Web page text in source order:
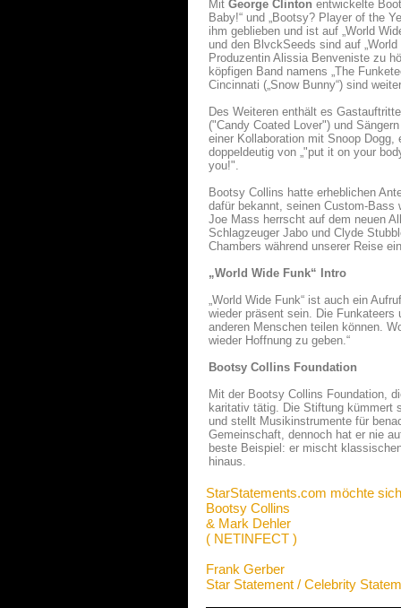
Mit George Clinton entwickelte
Baby!“ und „Bootsy? Player of the
ihm geblieben und ist auf „World
und den BlvckSeeds sind auf
Produzentin Alissia Benveniste zu
köpfigen Band namens „The
Cincinnati („Snow Bunny“) sind
Des Weiteren enthält es
("Candy Coated Lover") und
einer Kollaboration mit Snoop Dogg,
doppeldeutig von „"put it on your
you!".
Bootsy Collins hatte erheblichen
dafür bekannt, seinen Custom-Bass
Joe Mass herrscht auf dem neuen
Schlagzeuger Jabo und Clyde
Chambers während unserer Reise
„World Wide Funk“ Intro
„World Wide Funk“ ist auch ein
wieder präsent sein. Die
anderen Menschen teilen können.
wieder Hoffnung zu geben.“
Bootsy Collins Foundation
Mit der Bootsy Collins Foundation,
karitativ tätig. Die Stiftung kümmert
und stellt Musikinstrumente für
Gemeinschaft, dennoch hat er nie
beste Beispiel: er mischt
hinaus.
StarStatements.com möchte
Bootsy Collins
& Mark Dehler
( NETINFECT )
Frank Gerber
Star Statement / Celebrity